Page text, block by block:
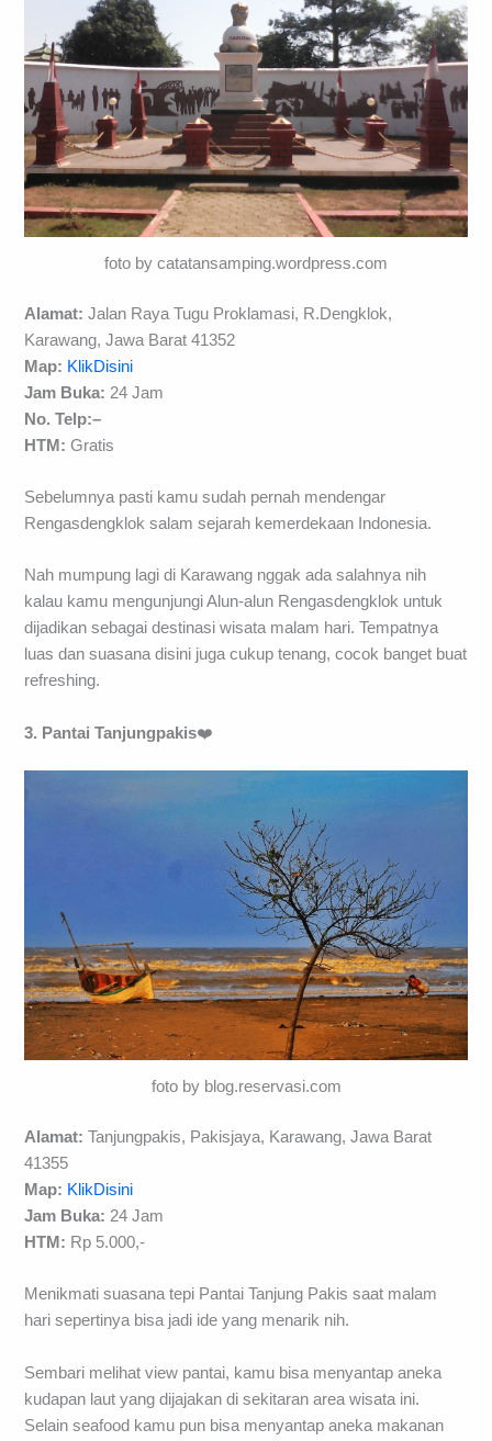
foto by catatansamping.wordpress.com
Alamat: Jalan Raya Tugu Proklamasi, R.Dengklok,
Karawang, Jawa Barat 41352
Map: KlikDisini
Jam Buka: 24 Jam
No. Telp:–
HTM: Gratis
Sebelumnya pasti kamu sudah pernah mendengar
Rengasdengklok salam sejarah kemerdekaan Indonesia.
Nah mumpung lagi di Karawang nggak ada salahnya nih
kalau kamu mengunjungi Alun-alun Rengasdengklok untuk
dijadikan sebagai destinasi wisata malam hari. Tempatnya
luas dan suasana disini juga cukup tenang, cocok banget buat
refreshing.
3. Pantai Tanjungpakis❤️
foto by blog.reservasi.com
Alamat: Tanjungpakis, Pakisjaya, Karawang, Jawa Barat
41355
Map: KlikDisini
Jam Buka: 24 Jam
HTM: Rp 5.000,-
Menikmati suasana tepi Pantai Tanjung Pakis saat malam
hari sepertinya bisa jadi ide yang menarik nih.
Sembari melihat view pantai, kamu bisa menyantap aneka
kudapan laut yang dijajakan di sekitaran area wisata ini.
Selain seafood kamu pun bisa menyantap aneka makanan